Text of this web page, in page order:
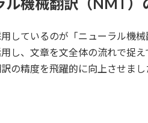
しているのが「ニューラル機
し、文章を文全体の流れで捉
の精度を飛躍的に向上させまし